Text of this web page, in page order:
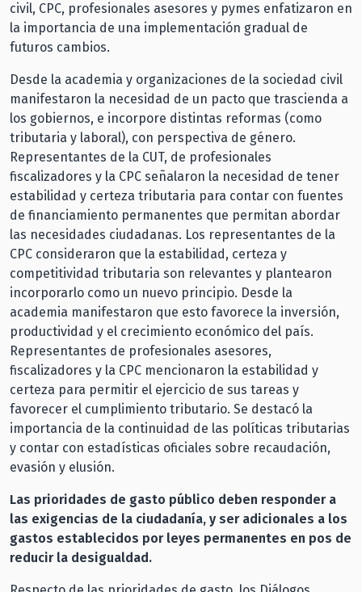
civil, CPC, profesionales asesores y pymes enfatizaron en
la importancia de una implementación gradual de
futuros cambios.
Desde la academia y organizaciones de la sociedad civil
manifestaron la necesidad de un pacto que trascienda a
los gobiernos, e incorpore distintas reformas (como
tributaria y laboral), con perspectiva de género.
Representantes de la CUT, de profesionales
fiscalizadores y la CPC señalaron la necesidad de tener
estabilidad y certeza tributaria para contar con fuentes
de financiamiento permanentes que permitan abordar
las necesidades ciudadanas. Los representantes de la
CPC consideraron que la estabilidad, certeza y
competitividad tributaria son relevantes y plantearon
incorporarlo como un nuevo principio. Desde la
academia manifestaron que esto favorece la inversión,
productividad y el crecimiento económico del país.
Representantes de profesionales asesores,
fiscalizadores y la CPC mencionaron la estabilidad y
certeza para permitir el ejercicio de sus tareas y
favorecer el cumplimiento tributario. Se destacó la
importancia de la continuidad de las políticas tributarias
y contar con estadísticas oficiales sobre recaudación,
evasión y elusión.
Las prioridades de gasto público deben responder a
las exigencias de la ciudadanía, y ser adicionales a los
gastos establecidos por leyes permanentes en pos de
reducir la desigualdad.